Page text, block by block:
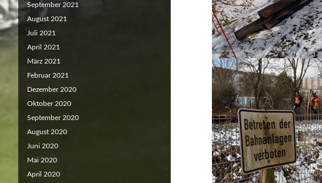
September 2021
August 2021
Juli 2021
April 2021
März 2021
Februar 2021
Dezember 2020
Oktober 2020
September 2020
August 2020
Juni 2020
Mai 2020
April 2020